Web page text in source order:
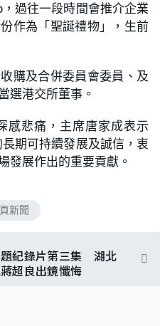
過往一段時間會推介企業
作為「聖誕禮物」，生前
購及合併委員會委員、及
選港交所董事。
感悲痛，主席唐家成表示
期可持續發展及誠信，衷
發展作出的重要貢獻。
新聞
紀錄片第三集 湖北
超良出鏡懺悔